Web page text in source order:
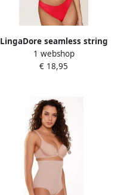
LingaDore seamless string
(set van 2) rood
1 webshop
€ 18,95